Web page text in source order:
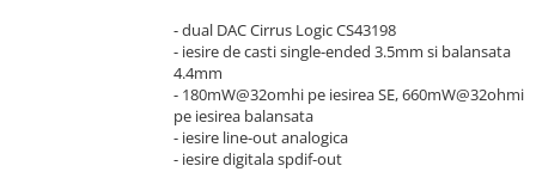
- dual DAC Cirrus Logic CS43198
- iesire de casti single-ended 3.5mm si balansata
4.4mm
- 180mW@32omhi pe iesirea SE, 660mW@32ohmi
pe iesirea balansata
- iesire line-out analogica
- iesire digitala spdif-out